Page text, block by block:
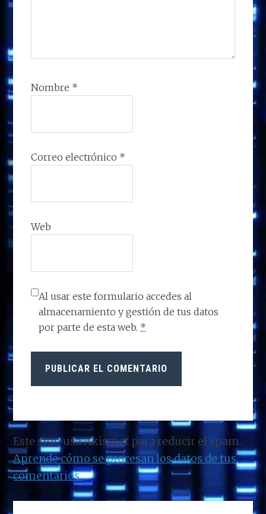
Nombre *
Correo electrónico *
Web
Al usar este formulario accedes al
almacenamiento y gestión de tus datos
por parte de esta web. *
Este sitio usa Akismet para reducir el spam.
Aprende cómo se procesan los datos de tus
comentarios.